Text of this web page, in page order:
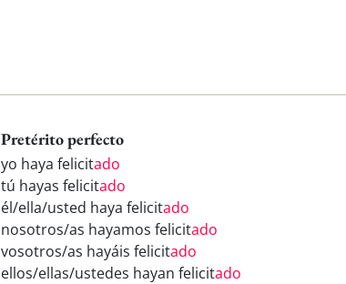
Pretérito perfecto
yo haya felicitado
tú hayas felicitado
él/ella/usted haya felicitado
nosotros/as hayamos felicitado
vosotros/as hayáis felicitado
ellos/ellas/ustedes hayan felicitado